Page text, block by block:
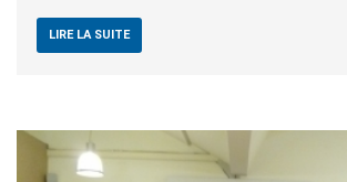
LIRE LA SUITE